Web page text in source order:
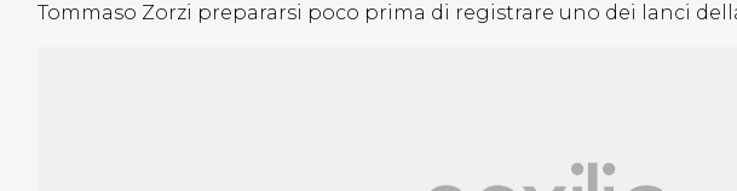
Tommaso Zorzi prepararsi poco prima di registrare uno dei lanci